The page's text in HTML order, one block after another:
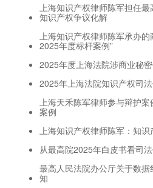
上海知识产权律师陈军担任
知识产权争议化解
上海知识产权律师陈军承办
2025年度标杆案例”
2025年度上海法院涉商业秘
2025年上海法院知识产权司
上海天禾陈军律师参与辩护
案例
上海知识产权律师陈军：知
从最高院2025年白皮书看司法
最高人民法院办公厅关于数
知